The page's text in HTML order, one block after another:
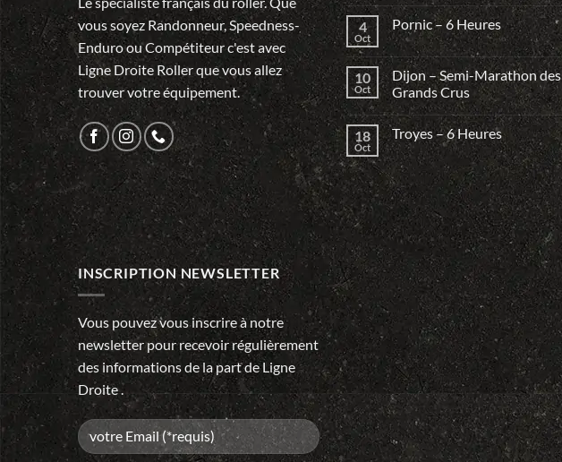
vous soyez Randonneur, Speedness-
Enduro ou Compétiteur c'est avec
Ligne Droite Roller que vous allez
trouver votre équipement.
4
Oct
Pornic – 6 Heures
10
Oct
Dijon – Semi-Marathon des
Grands Crus
18
Oct
Troyes – 6 Heures
INSCRIPTION NEWSLETTER
Vous pouvez vous inscrire à notre
newsletter pour recevoir régulièrement
des informations de la part de Ligne
Droite .